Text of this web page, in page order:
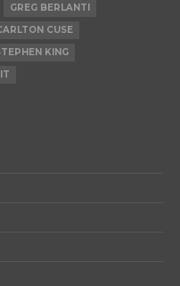
GREG BERLANTI
CUSE
KING